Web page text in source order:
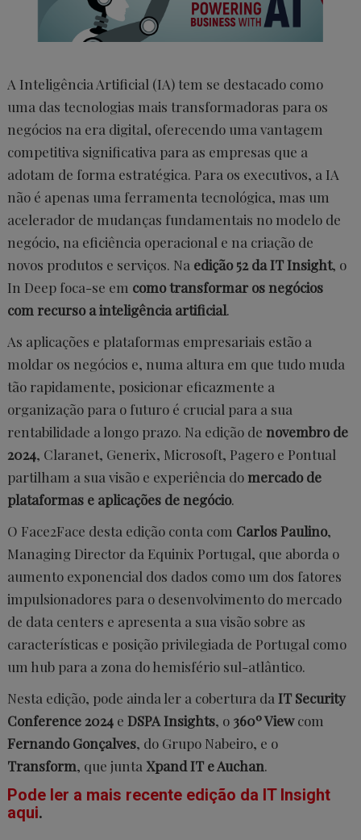
A Inteligência Artificial (IA) tem se destacado como
uma das tecnologias mais transformadoras para os
negócios na era digital, oferecendo uma vantagem
competitiva significativa para as empresas que a
adotam de forma estratégica. Para os executivos, a IA
não é apenas uma ferramenta tecnológica, mas um
acelerador de mudanças fundamentais no modelo de
negócio, na eficiência operacional e na criação de
novos produtos e serviços. Na edição 52 da IT Insight, o
In Deep foca-se em como transformar os negócios
com recurso a inteligência artificial.
As aplicações e plataformas empresariais estão a
moldar os negócios e, numa altura em que tudo muda
tão rapidamente, posicionar eficazmente a
organização para o futuro é crucial para a sua
rentabilidade a longo prazo. Na edição de novembro de
2024, Claranet, Generix, Microsoft, Pagero e Pontual
partilham a sua visão e experiência do mercado de
plataformas e aplicações de negócio.
O Face2Face desta edição conta com Carlos Paulino,
Managing Director da Equinix Portugal, que aborda o
aumento exponencial dos dados como um dos fatores
impulsionadores para o desenvolvimento do mercado
de data centers e apresenta a sua visão sobre as
características e posição privilegiada de Portugal como
um hub para a zona do hemisfério sul-atlântico.
Nesta edição, pode ainda ler a cobertura da IT Security
Conference 2024 e DSPA Insights, o 360º Viewcom
Fernando Gonçalves, do Grupo Nabeiro, e o
Transform, que junta Xpand IT e Auchan.
Pode ler a mais recente edição da IT Insight
aqui.